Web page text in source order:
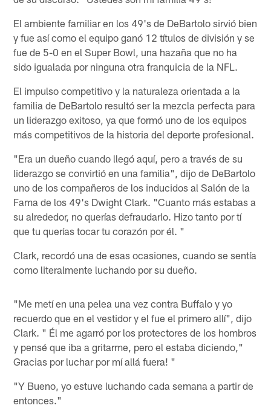
El ambiente familiar en los 49's de DeBartolo sirvió bien
y fue así como el equipo ganó 12 títulos de división y se
fue de 5-0 en el Super Bowl, una hazaña que no ha
sido igualada por ninguna otra franquicia de la NFL.
El impulso competitivo y la naturaleza orientada a la
familia de DeBartolo resultó ser la mezcla perfecta para
un liderazgo exitoso, ya que formó uno de los equipos
más competitivos de la historia del deporte profesional.
"Era un dueño cuando llegó aquí, pero a través de su
liderazgo se convirtió en una familia", dijo de DeBartolo
uno de los compañeros de los inducidos al Salón de la
Fama de los 49's Dwight Clark. "Cuanto más estabas a
su alrededor, no querías defraudarlo. Hizo tanto por tí
que tu querías tocar tu corazón por él. "
Clark, recordó una de esas ocasiones, cuando se sentía
como literalmente luchando por su dueño.
"Me metí en una pelea una vez contra Buffalo y yo
recuerdo que en el vestidor y el fue el primero allí", dijo
Clark. " Él me agarró por los protectores de los hombros
y pensé que iba a gritarme, pero el estaba diciendo,"
Gracias por luchar por mí allá fuera! "
"Y Bueno, yo estuve luchando cada semana a partir de
entonces."